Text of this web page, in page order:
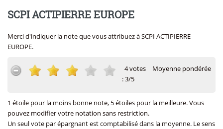
SCPI ACTIPIERRE EUROPE
Merci d'indiquer la note que vous attribuez à SCPI ACTIPIERRE
EUROPE.
4 votes
Moyenne pondérée
: 3/5
1 étoile pour la moins bonne note, 5 étoiles pour la meilleure. Vous
pouvez modifier votre notation sans restriction.
Un seul vote par épargnant est comptabilisé dans la moyenne. Le sens